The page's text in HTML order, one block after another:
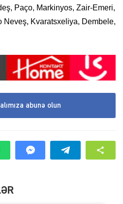
Paço, Markinyos, Zair-Emeri,
Neveş, Kvaratsxeliya, Dembele,
abunə olun